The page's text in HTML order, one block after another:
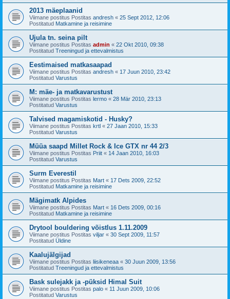
2013 mäeplaanid
Viimane postitus Postitas andresh « 25 Sept 2012, 12:06
Postitatud Matkamine ja reisimine
Ujula tn. seina pilt
Viimane postitus Postitas admin « 22 Okt 2010, 09:38
Postitatud Treeningud ja ettevalmistus
Eestimaised matkasaapad
Viimane postitus Postitas andresh « 17 Juun 2010, 23:42
Postitatud Varustus
M: mäe- ja matkavarustust
Viimane postitus Postitas lermo « 28 Mär 2010, 23:13
Postitatud Varustus
Talvised magamiskotid - Husky?
Viimane postitus Postitas krtl « 27 Jaan 2010, 15:33
Postitatud Varustus
Müüa saapd Millet Rock & Ice GTX nr 44 2/3
Viimane postitus Postitas Priit « 14 Jaan 2010, 16:03
Postitatud Varustus
Surm Everestil
Viimane postitus Postitas Mart « 17 Dets 2009, 22:52
Postitatud Matkamine ja reisimine
Mägimatk Alpides
Viimane postitus Postitas Mart « 16 Dets 2009, 00:16
Postitatud Matkamine ja reisimine
Drytool bouldering võistlus 1.11.2009
Viimane postitus Postitas viljar « 30 Sept 2009, 11:57
Postitatud Üldine
Kaalujälgijad
Viimane postitus Postitas liisikeneaa « 30 Juun 2009, 13:56
Postitatud Treeningud ja ettevalmistus
Bask sulejakk ja -püksid Himal Suit
Viimane postitus Postitas palo « 11 Juun 2009, 10:06
Postitatud Varustus